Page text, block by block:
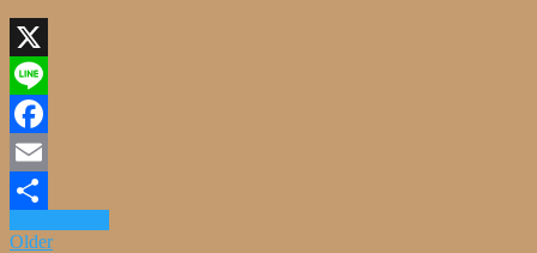
X
Line
Facebook
Email
共
Older